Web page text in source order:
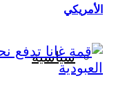
سياسية
الأمريكي